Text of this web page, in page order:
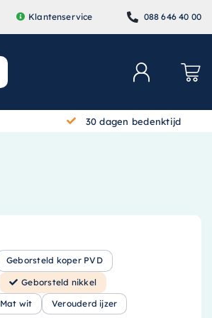
Klantenservice 088 646 40 00
30 dagen bedenktijd
Geborsteld koper PVD
Geborsteld nikkel
Mat wit Verouderd ijzer